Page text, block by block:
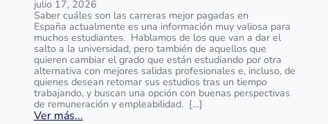
julio 17, 2026
Saber cuáles son las carreras mejor pagadas en
España actualmente es una información muy valiosa para
muchos estudiantes. Hablamos de los que van a dar el
salto a la universidad, pero también de aquellos que
quieren cambiar el grado que están estudiando por otra
alternativa con mejores salidas profesionales e, incluso, de
quienes desean retomar sus estudios tras un tiempo
trabajando, y buscan una opción con buenas perspectivas
de remuneración y empleabilidad. […]
Ver más...